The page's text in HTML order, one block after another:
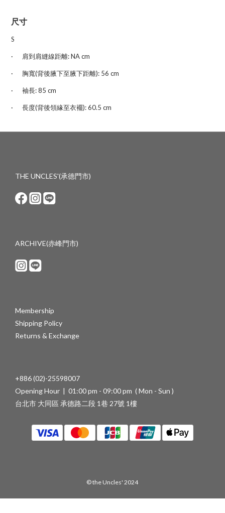
尺寸
S
· 肩到肩縫線距離:NA cm
· 胸寬(背後腋下至腋下距離): 56 cm
· 袖長:85 cm
· 長度(背後領緣至衣襬): 60.5 cm
THE UNCLES'(承德門市)
ARCHIVE(赤峰門市)
Membership
Shipping Policy
Returns & Exchange
+886 (02)-25598007
Opening Hour | 01:00 pm - 09:00 pm ( Mon - Sun )
台北市 大同區 承德路二段 1巷 27號 1樓
© the Uncles' 2024